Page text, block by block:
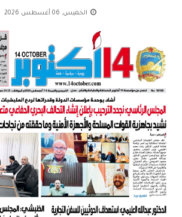
الخميس, 06 أغسطس 2026